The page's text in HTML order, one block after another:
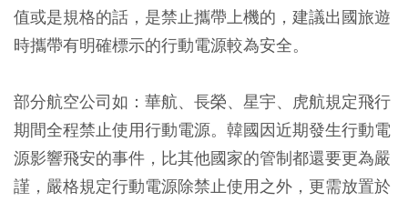
值或是規格的話，是禁止攜帶上機的，建議出國旅遊
時攜帶有明確標示的行動電源較為安全。
部分航空公司如：華航、長榮、星宇、虎航規定飛行
期間全程禁止使用行動電源。韓國因近期發生行動電
源影響飛安的事件，比其他國家的管制都還要更為嚴
謹，嚴格規定行動電源除禁止使用之外，更需放置於